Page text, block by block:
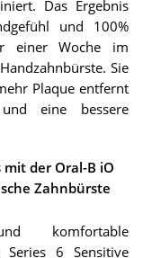
Das Ergebnis
und 100%
einer Woche im
Sie
Plaque entfernt
eine bessere
der Oral-B iO
Zahnbürste
komfortable
6 Sensitive